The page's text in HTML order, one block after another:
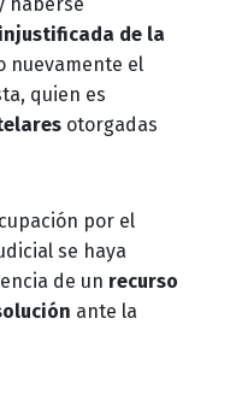
de la
nuevamente el
quien es
otorgadas
por el
se haya
de un recurso
ante la